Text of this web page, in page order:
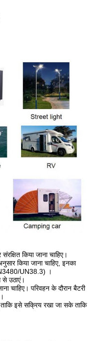
किया जाना चाहिए।
किया जाना चाहिए, इनका
UN38.3) ।
से उठाएं।
चाहिए। परिवहन के दौरान बैटरी
ताकि इसे सक्रिय रखा जा सके ताकि